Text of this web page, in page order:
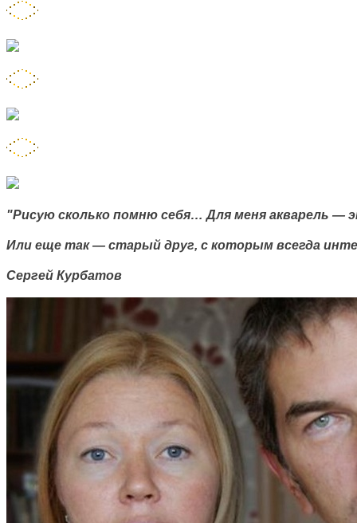
"Рисую сколько помню себя… Для меня акварель —
Или еще так — старый друг, с которым всегда
Сергей Курбатов